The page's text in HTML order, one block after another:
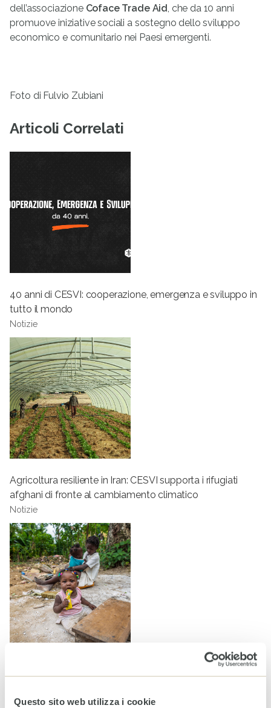
Questo sito web utilizza i cookie
dell’associazione Coface Trade Aid , che da 10 anni
promuove iniziative sociali a sostegno dello sviluppo
economico e comunitario nei Paesi emergenti.
Foto di Fulvio Zubiani
Articoli Correlati
40 anni di CESVI: cooperazione, emergenza e sviluppo in
tutto il mondo
Notizie
Agricoltura resiliente in Iran: CESVI supporta i rifugiati
afghani di fronte al cambiamento climatico
Notizie